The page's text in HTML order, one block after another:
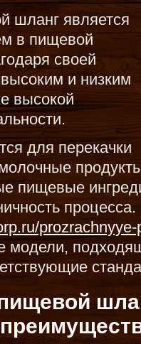
шланг является
в пищевой
своей
высоким и низким
высокой
для перекачки
пищевые
модели,